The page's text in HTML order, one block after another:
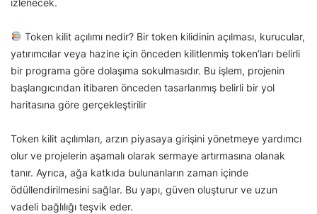
izlenecek.
Token kilit açılımı nedir? Bir token kilidinin açılması, kurucular,
yatırımcılar veya hazine için önceden kilitlenmiş token’ları belirli
bir programa göre dolaşıma sokulmasıdır. Bu işlem, projenin
başlangıcından itibaren önceden tasarlanmış belirli bir yol
haritasına göre gerçekleştirilir
Token kilit açılımları, arzın piyasaya girişini yönetmeye yardımcı
olur ve projelerin aşamalı olarak sermaye artırmasına olanak
tanır. Ayrıca, ağa katkıda bulunanların zaman içinde
ödüllendirilmesini sağlar. Bu yapı, güven oluşturur ve uzun
vadeli bağlılığı teşvik eder.